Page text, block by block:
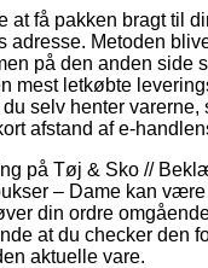
at få pakken bragt til
adresse. Metoden
på den anden side
mest letkøbte
selv henter varerne,
afstand af e-
på Tøj & Sko //
– Dame kan
din ordre
at du checker den
aktuelle vare.